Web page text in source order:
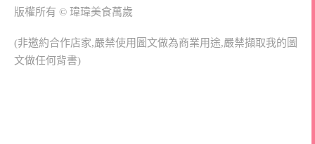
版權所有 © 瑋瑋美食萬歲
(非邀約合作店家,嚴禁使用圖文做為商業用途,嚴禁擷取我的圖
文做任何背書)